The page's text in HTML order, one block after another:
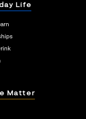
Life
Matter